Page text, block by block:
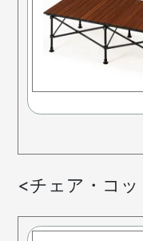
<チェア・コ